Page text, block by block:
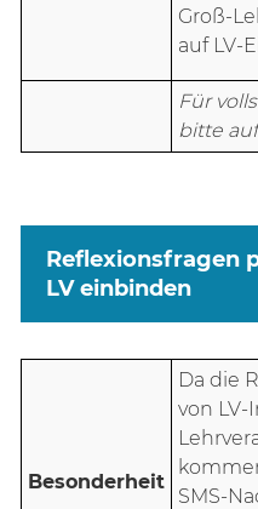
Groß-
auf LV-
Für
bitte
Reflexionsfragen
LV einbinden
Besonderheit
Da die
von LV-
SMS-